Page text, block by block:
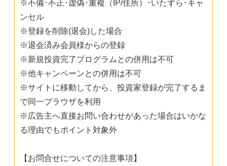
※不備･不正･虚偽･重複（IP/住所）･いたずら･キャ
ンセル
※登録を削除(退会)した場合
※退会済み会員様からの登録
※新規投資完了プログラムとの併用は不可
※他キャンペーンとの併用は不可
※サイトに移動してから、投資家登録が完了するま
で同一ブラウザを利用
※広告主へ直接お問い合わせがあった場合はいかな
る理由でもポイント対象外
【お問合せについての注意事項】